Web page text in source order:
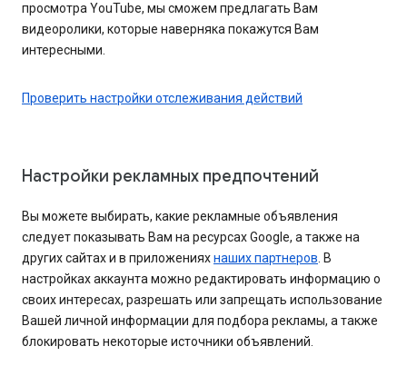
просмотра YouTube, мы сможем предлагать Вам
видеоролики, которые наверняка покажутся Вам
интересными.
Проверить настройки отслеживания действий
Настройки рекламных предпочтений
Вы можете выбирать, какие рекламные объявления
следует показывать Вам на ресурсах Google, а также на
других сайтах и в приложенияхнаших партнеров . В
настройках аккаунта можно редактировать информацию о
своих интересах, разрешать или запрещать использование
Вашей личной информации для подбора рекламы, а также
блокировать некоторые источники объявлений.